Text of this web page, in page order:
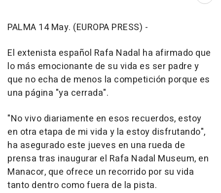
PALMA 14 May. (EUROPA PRESS) -
El extenista español Rafa Nadal ha afirmado que
lo más emocionante de su vida es ser padre y
que no echa de menos la competición porque es
una página "ya cerrada".
"No vivo diariamente en esos recuerdos, estoy
en otra etapa de mi vida y la estoy disfrutando",
ha asegurado este jueves en una rueda de
prensa tras inaugurar el Rafa Nadal Museum, en
Manacor, que ofrece un recorrido por su vida
tanto dentro como fuera de la pista.